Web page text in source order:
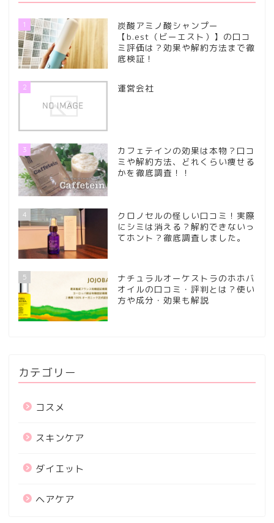
1
炭酸アミノ酸シャンプー
【b.est（ビーエスト）】の口コ
ミ評価は？効果や解約方法まで徹
底検証！
2 運営会社
3
カフェテインの効果は本物？口コ
ミや解約方法、どれくらい痩せる
かを徹底調査！！
4
クロノセルの怪しい口コミ！実際
にシミは消える？解約できないっ
てホント？徹底調査しました。
5
ナチュラルオーケストラのホホバ
オイルの口コミ・評判とは？使い
方や成分・効果も解説
カテゴリー
コスメ
スキンケア
ダイエット
ヘアケア